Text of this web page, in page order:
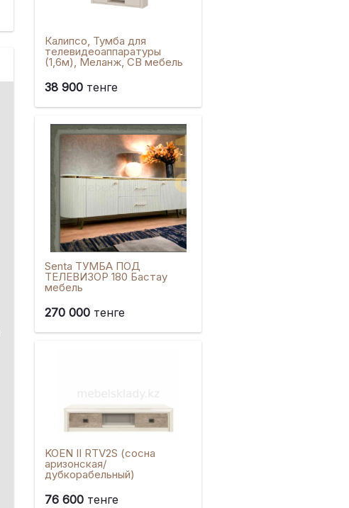
Калипсо, Тумба для
телевидеоаппаратуры
(1,6м), Меланж, СВ мебель
38 900 тенге
Senta ТУМБА ПОД
ТЕЛЕВИЗОР 180 Бастау
мебель
270 000 тенге
KOEN II RTV2S (сосна
аризонская/
дубкорабельный)
76 600 тенге